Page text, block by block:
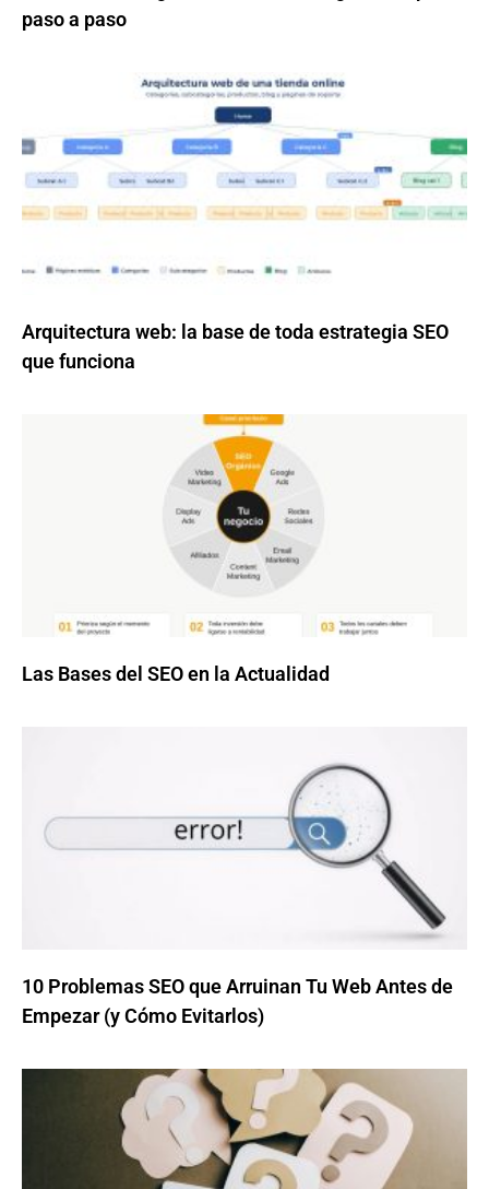
paso a paso
Arquitectura web: la base de toda estrategia SEO
que funciona
Las Bases del SEO en la Actualidad
10 Problemas SEO que Arruinan Tu Web Antes de
Empezar (y Cómo Evitarlos)